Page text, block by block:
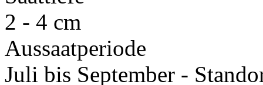
2 - 4 cm
Aussaatperiode
Juli bis September -